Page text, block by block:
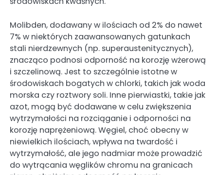
Molibden, dodawany w ilościach od 2% do nawet
7% w niektórych zaawansowanych gatunkach
stali nierdzewnych (np. superaustenitycznych),
znacząco podnosi odporność na korozję wżerową
i szczelinową. Jest to szczególnie istotne w
środowiskach bogatych w chlorki, takich jak woda
morska czy roztwory soli. Inne pierwiastki, takie jak
azot, mogą być dodawane w celu zwiększenia
wytrzymałości na rozciąganie i odporności na
korozję naprężeniową. Węgiel, choć obecny w
niewielkich ilościach, wpływa na twardość i
wytrzymałość, ale jego nadmiar może prowadzić
do wytrącania węglików chromu na granicach